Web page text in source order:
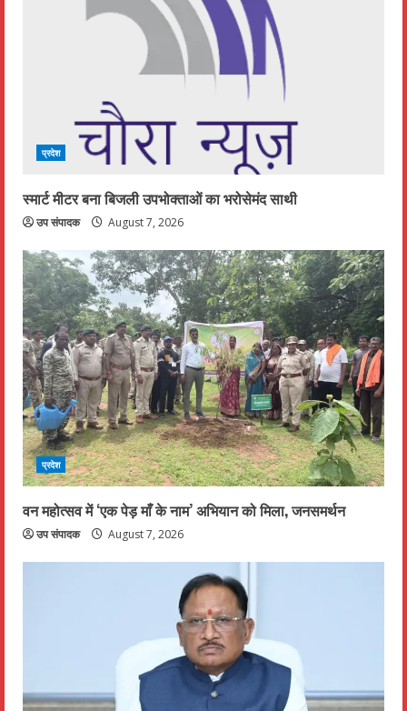
n
g
प्रदेश
स्मार्ट मीटर बना बिजली उपभोक्ताओं का भरोसेमंद साथी
उप संपादक August 7, 2026
प्रदेश
वन महोत्सव में ‘एक पेड़ माँ के नाम’ अभियान को मिला, जनसमर्थन
उप संपादक August 7, 2026